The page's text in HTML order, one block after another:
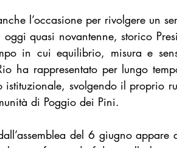
l’occasione per rivolgere un
quasi novantenne, storico
in cui equilibrio, misura e
ha rappresentato per lungo
istituzionale, svolgendo il proprio
di Poggio dei Pini.
del 6 giugno